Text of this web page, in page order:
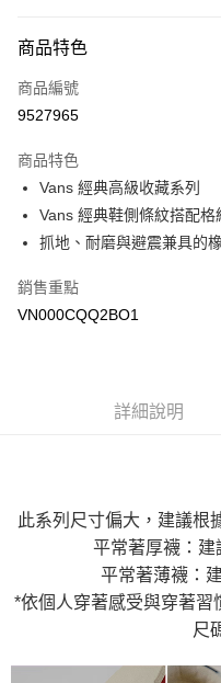
信用卡一次付款
超商取貨付款
Apple Pay
悠遊付
流程，驗證手機門號後，選擇欲
法說明評估內容。
【繳款方式說明】
1.分期款項不併入電信帳單，「
2.透過簡訊連結打開帳單後，可
帳／街口支付／iPASS MONEY
1.本服務係由「台灣大哥大股份
【關於「AFTEE先享後付」】
３．安心：先確認商品／服務後
１．於結帳方式選擇「AFTEE先
結帳頁面，進行簡訊認證並確認
２．訂單成立數日內，您將收到
３．收到繳費通知簡訊後14天內
※ 請注意：結帳手續完成當下
全家取貨付款
付款後全家取貨
萊爾富取貨付款
商品特色
商品編號
9527965
商品特色
Vans 經典高級收藏系列
Vans 經典鞋側條紋搭配格
抓地、耐磨與避震兼具的
銷售重點
VN000CQQ2BO1
詳細說明
此系列尺寸偏大，建議根
平常著厚襪：
平常著薄襪：
*依個人穿著感受與穿著
尺